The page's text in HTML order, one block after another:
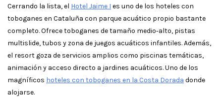
Cerrando la lista, el Hotel Jaime I es uno de los hoteles con
toboganes en Cataluña con parque acuático propio bastante
completo. Ofrece toboganes de tamaño medio‑alto, pistas
multislide, tubos y zona de juegos acuáticos infantiles. Además,
el resort goza de servicios amplios como piscinas temáticas,
animación y acceso directo a jardines acuáticos. Uno de los
magníficos hoteles con toboganes en la Costa Dorada donde
alojarse.